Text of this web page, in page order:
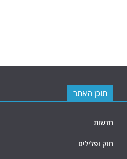
תוכן האתר
חדשות
חוק ופלילים